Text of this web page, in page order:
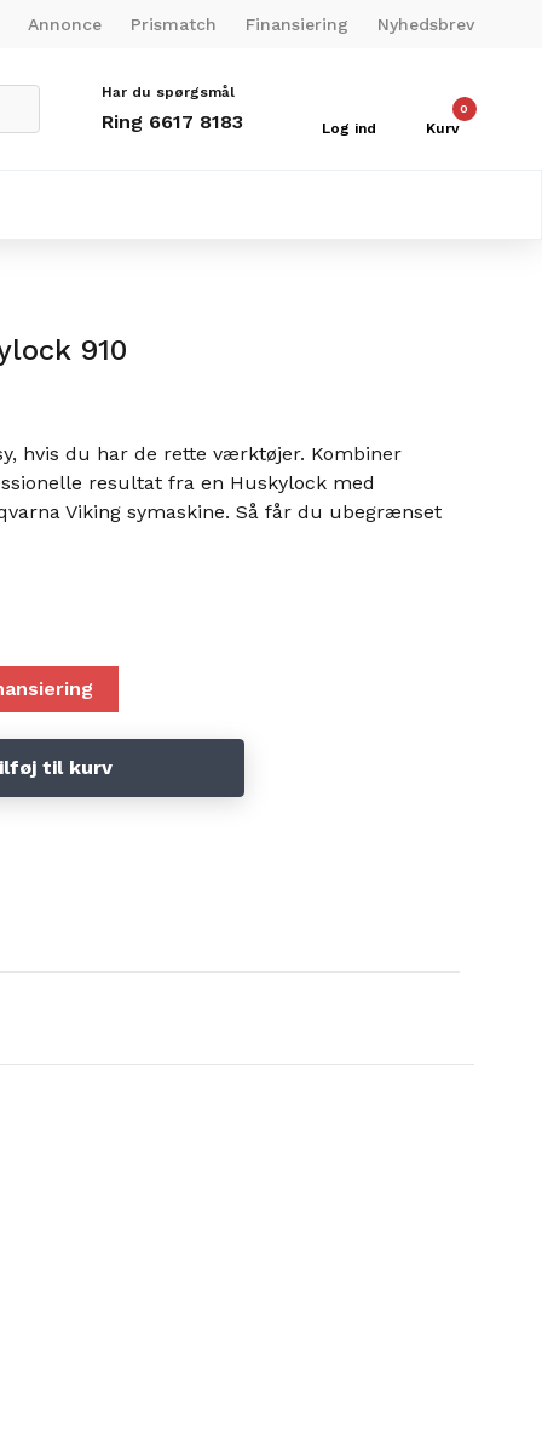
Annonce Prismatch Finansiering Nyhedsbrev
Har du spørgsmål
Ring 6617 8183 Log ind
0
Kurv
910
hvis du har de rette værktøjer. Kombiner
resultat fra en Huskylock med
Viking symaskine. Så får du ubegrænset
til kurv